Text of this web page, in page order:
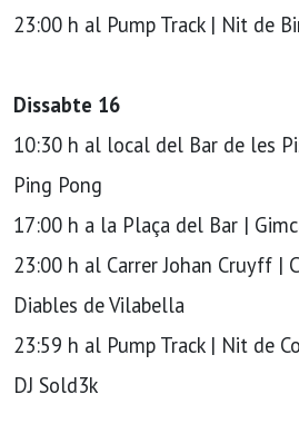
23:00 h al Pump Track | Nit de
Dissabte 16
10:30 h al local del Bar de les
Ping Pong
17:00 h a la Plaça del Bar |
23:00 h al Carrer Johan Cruyff |
Diables de Vilabella
23:59 h al Pump Track | Nit de
DJ Sold3k